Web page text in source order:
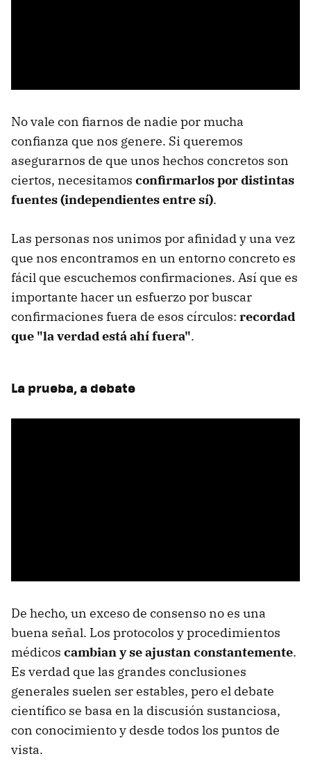
No vale con fiarnos de nadie por mucha
confianza que nos genere. Si queremos
asegurarnos de que unos hechos concretos son
ciertos, necesitamos confirmarlos por distintas
fuentes (independientes entre sí).
Las personas nos unimos por afinidad y una vez
que nos encontramos en un entorno concreto es
fácil que escuchemos confirmaciones. Así que es
importante hacer un esfuerzo por buscar
confirmaciones fuera de esos círculos: recordad
que "la verdad está ahí fuera".
La prueba, a debate
De hecho, un exceso de consenso no es una
buena señal. Los protocolos y procedimientos
médicos cambian y se ajustan constantemente.
Es verdad que las grandes conclusiones
generales suelen ser estables, pero el debate
científico se basa en la discusión sustanciosa,
con conocimiento y desde todos los puntos de
vista.